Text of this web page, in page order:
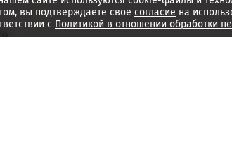
вы подтверждаете свое согласие на
с Политикой в отношении обработки